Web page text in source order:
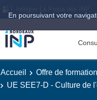
En poursuivant votre
Intégrer La Prépa des INP
Accueil Offre de
UE SEE7-D - Culture de